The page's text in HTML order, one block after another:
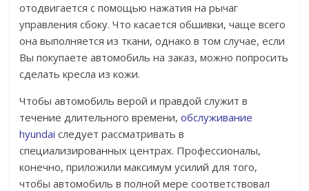
отодвигается с помощью нажатия на рычаг
управления сбоку. Что касается обшивки, чаще всего
она выполняется из ткани, однако в том случае, если
Вы покупаете автомобиль на заказ, можно попросить
сделать кресла из кожи.
Чтобы автомобиль верой и правдой служит в
течение длительного времени,обслуживание
hyundai следует рассматривать в
специализированных центрах. Профессионалы,
конечно, приложили максимум усилий для того,
чтобы автомобиль в полной мере соответствовал